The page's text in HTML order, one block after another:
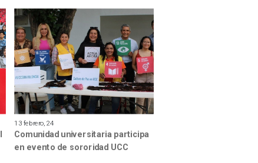
13 febrero, 24
Comunidad universitaria participa
en evento de sororidad UCC